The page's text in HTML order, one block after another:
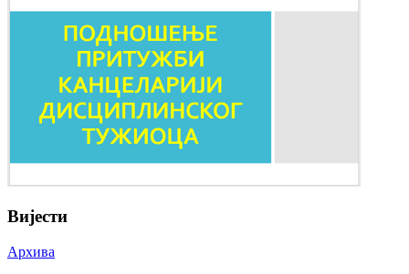
Вијести
Архива